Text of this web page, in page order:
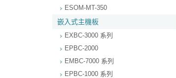
ESOM-MT-350
嵌入式主機板
EXBC-3000 系列
EPBC-2000
EMBC-7000 系列
EPBC-1000 系列